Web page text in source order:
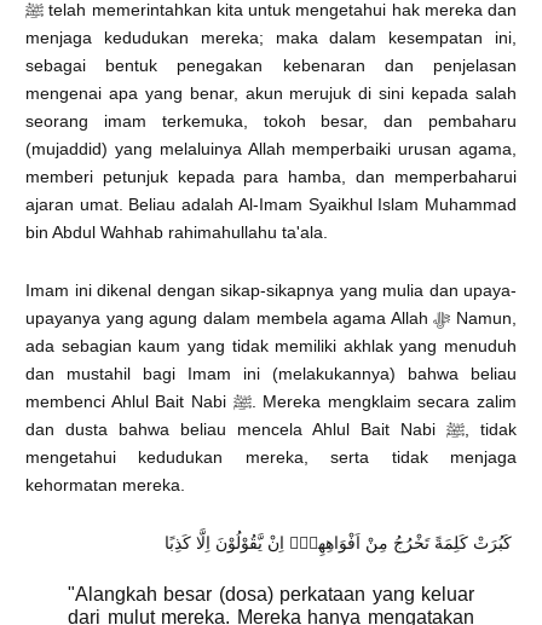
ﷺ telah memerintahkan kita untuk mengetahui hak mereka dan
menjaga kedudukan mereka; maka dalam kesempatan ini,
sebagai bentuk penegakan kebenaran dan penjelasan
mengenai apa yang benar, akun merujuk di sini kepada salah
seorang imam terkemuka, tokoh besar, dan pembaharu
(mujaddid) yang melaluinya Allah memperbaiki urusan agama,
memberi petunjuk kepada para hamba, dan memperbaharui
ajaran umat. Beliau adalah Al-Imam Syaikhul Islam Muhammad
bin Abdul Wahhab rahimahullahu ta'ala.
Imam ini dikenal dengan sikap-sikapnya yang mulia dan upaya-
upayanya yang agung dalam membela agama Allah ﷻ Namun,
ada sebagian kaum yang tidak memiliki akhlak yang menuduh
dan mustahil bagi Imam ini (melakukannya) bahwa beliau
membenci Ahlul Bait Nabi ﷺ. Mereka mengklaim secara zalim
dan dusta bahwa beliau mencela Ahlul Bait Nabi ﷺ, tidak
mengetahui kedudukan mereka, serta tidak menjaga
kehormatan mereka.
كَبُرَتْ كَلِمَةً تَخْرُجُ مِنْ اَفْوَاهِهِمْۗ اِنْ يَّقُوْلُوْنَ اِلَّا كَذِبًا
"Alangkah besar (dosa) perkataan yang keluar
dari mulut mereka. Mereka hanya mengatakan